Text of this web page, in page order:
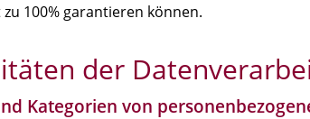
100% garantieren können.
der
Kategorien von